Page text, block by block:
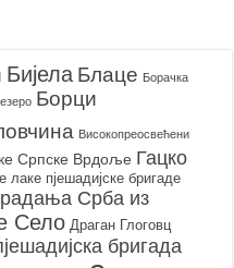
Бијела Блаце Борачкa
Борци
Високопреосвећени
Српске Врдоље Гацко
лаке пјешадијске бригаде
Срба из
Село Драган Глоговц
бригада